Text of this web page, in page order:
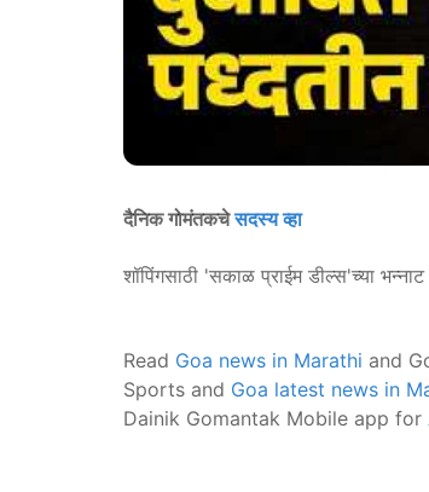
दैनिक गोमंतकचेसदस्य व्हा
शॉपिंगसाठी 'सकाळ प्राईम डील्स'च्या
Read Goa news in Marathi and
Sports and Goa latest news in
Dainik Gomantak Mobile app for